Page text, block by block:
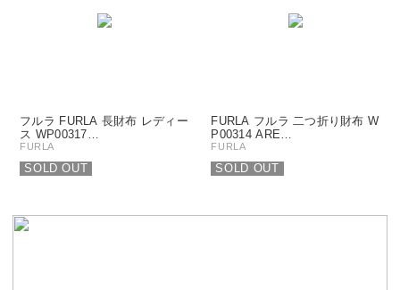
フルラ FURLA 長財布 レディー
ス WP00317…
FURLA
SOLD OUT
FURLA フルラ 二つ折り財布 W
P00314 ARE…
FURLA
SOLD OUT